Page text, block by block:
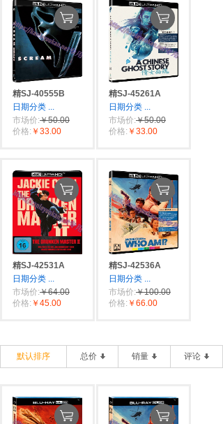
精SJ-40555B
日期分类 ...
市场价:￥50.00
价格: ￥33.00
精SJ-45261A
日期分类 ...
市场价:￥50.00
价格: ￥33.00
精SJ-42531A
日期分类 ...
市场价:￥64.00
价格: ￥45.00
精SJ-42536A
日期分类 ...
市场价:￥100.00
价格: ￥66.00
默认排序 总价 销量 评论